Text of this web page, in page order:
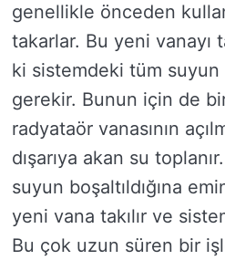
genellikle önceden
takarlar. Bu yeni vanayı
ki sistemdeki tüm suyun
gerekir. Bunun için de
radyataör vanasının
dışarıya akan su
suyun boşaltıldığına
yeni vana takılır ve
Bu çok uzun süren bir